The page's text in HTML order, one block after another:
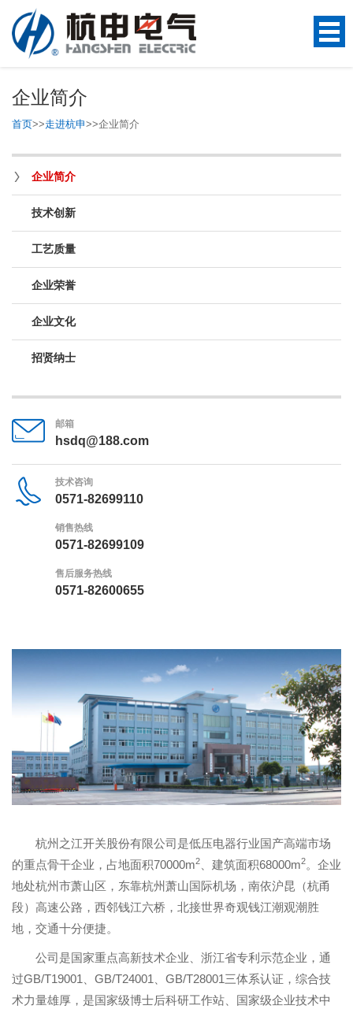
企业简介
首页>>走进杭申>>企业简介
企业简介
技术创新
工艺质量
企业荣誉
企业文化
招贤纳士
邮箱
hsdq@188.com
技术咨询
0571-82699110
销售热线
0571-82699109
售后服务热线
0571-82600655
杭州之江开关股份有限公司是低压电器行业国产高端市场
的重点骨干企业，占地面积70000m2 、建筑面积68000m2。企业
地处杭州市萧山区，东靠杭州萧山国际机场，南依沪昆（杭甬
段）高速公路，西邻钱江六桥，北接世界奇观钱江潮观潮胜
地，交通十分便捷。
公司是国家重点高新技术企业、浙江省专利示范企业，通
过GB/T19001、GB/T24001、GB/T28001三体系认证，综合技
术力量雄厚，是国家级博士后科研工作站、国家级企业技术中